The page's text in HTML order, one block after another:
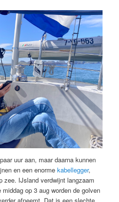
uur aan, maar daarna kunnen
en een enormekabellegger,
zee. IJsland verdwijnt langzaam
op 3 aug worden de golven